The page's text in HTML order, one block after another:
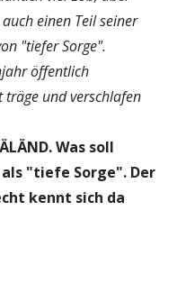
einen Teil seiner
"tiefer Sorge".
öffentlich
träge und verschlafen
Was soll
"tiefe Sorge". Der
kennt sich da